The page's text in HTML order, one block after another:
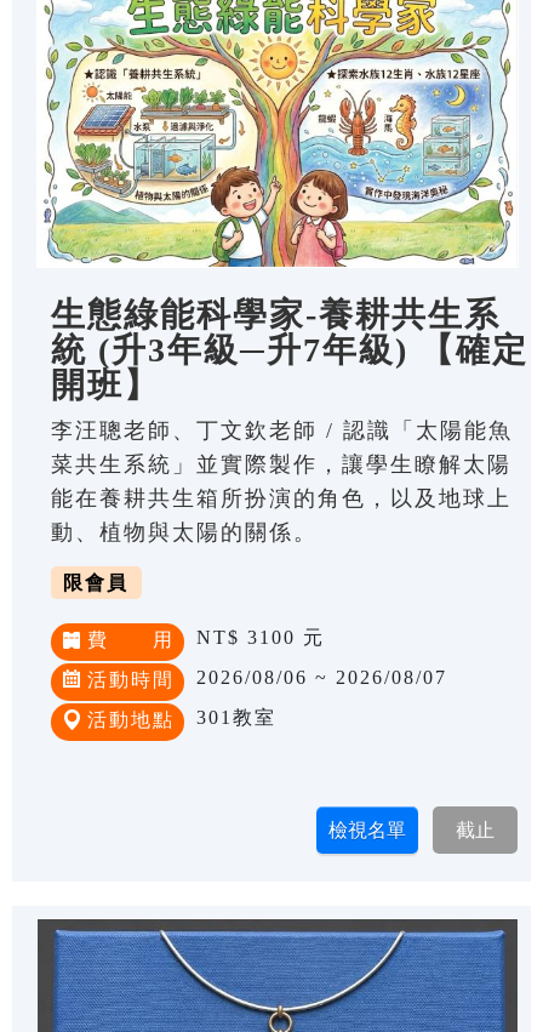
生態綠能科學家-養耕共生系
統 (升3年級─升7年級) 【確定
開班】
李汪聰老師、丁文欽老師 / 認識「太陽能魚
菜共生系統」並實際製作，讓學生瞭解太陽
能在養耕共生箱所扮演的角色，以及地球上
動、植物與太陽的關係。
限會員
費 用 NT$ 3100 元
活動時間 2026/08/06 ~ 2026/08/07
活動地點 301教室